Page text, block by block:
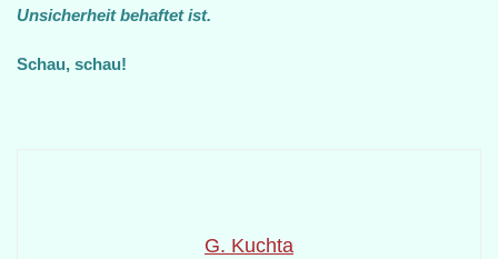
Unsicherheit behaftet ist.
Schau, schau!
G. Kuchta